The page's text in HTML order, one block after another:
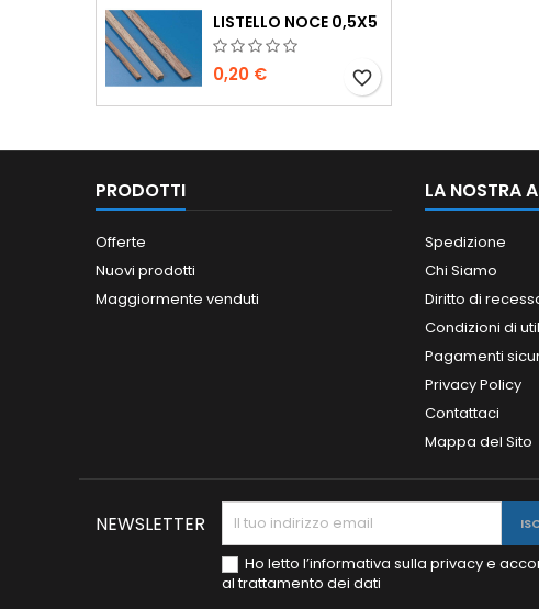
LISTELLO NOCE 0,5X5
0,20 € favorite_border
PRODOTTI
Offerte
Nuovi prodotti
Maggiormente venduti
LA NOSTRA
Spedizione
Chi Siamo
Diritto di
Condizioni di
Pagamenti
Privacy Policy
Contattaci
Mappa del Sito
NEWSLETTER
Ho letto l’informativa sulla privacy e
al trattamento dei dati